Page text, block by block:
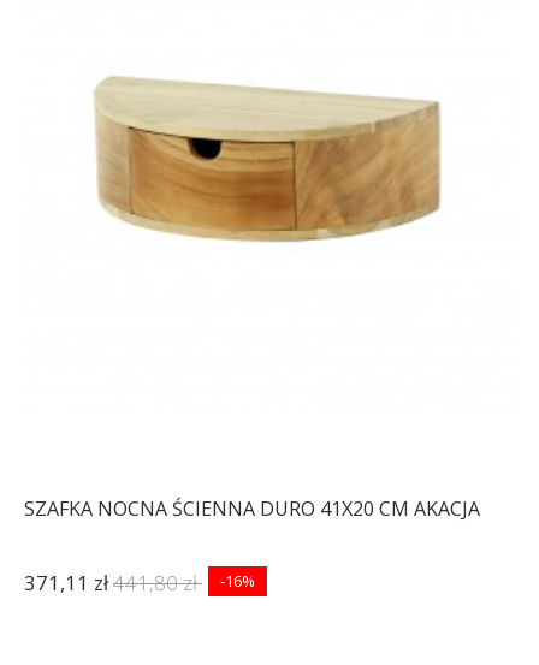
SZAFKA NOCNA ŚCIENNA DURO 41X20 CM AKACJA
371,11 zł441,80 zł -16%